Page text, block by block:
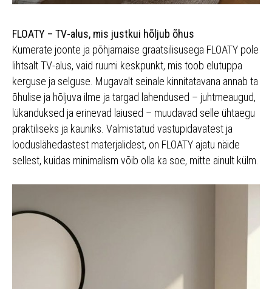
FLOATY – TV-alus, mis justkui hõljub õhus
Kumerate joonte ja põhjamaise graatsilisusega FLOATY pole
lihtsalt TV-alus, vaid ruumi keskpunkt, mis toob elutuppa
kerguse ja selguse. Mugavalt seinale kinnitatavana annab ta
õhulise ja hõljuva ilme ja targad lahendused – juhtmeaugud,
lükanduksed ja erinevad laiused – muudavad selle ühtaegu
praktiliseks ja kauniks. Valmistatud vastupidavatest ja
looduslähedastest materjalidest, on FLOATY ajatu näide
sellest, kuidas minimalism võib olla ka soe, mitte ainult külm.